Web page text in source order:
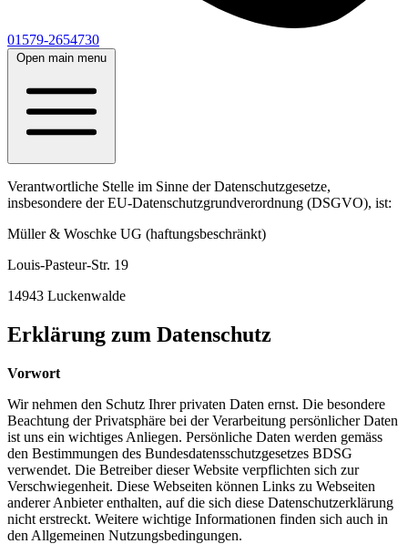
01579-2654730
Open main menu
Verantwortliche Stelle im Sinne der Datenschutzgesetze,
insbesondere der EU-Datenschutzgrundverordnung (DSGVO), ist:
Müller & Woschke UG (haftungsbeschränkt)
Louis-Pasteur-Str. 19
14943 Luckenwalde
Erklärung zum Datenschutz
Vorwort
Wir nehmen den Schutz Ihrer privaten Daten ernst. Die besondere
Beachtung der Privatsphäre bei der Verarbeitung persönlicher Daten
ist uns ein wichtiges Anliegen. Persönliche Daten werden gemäss
den Bestimmungen des Bundesdatensschutzgesetzes BDSG
verwendet. Die Betreiber dieser Website verpflichten sich zur
Verschwiegenheit. Diese Webseiten können Links zu Webseiten
anderer Anbieter enthalten, auf die sich diese Datenschutzerklärung
nicht erstreckt. Weitere wichtige Informationen finden sich auch in
den Allgemeinen Nutzungsbedingungen.